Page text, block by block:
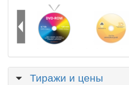
Скрыть
Тиражи и цены